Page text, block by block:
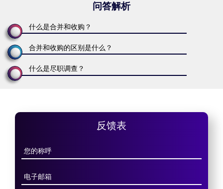
问答解析
什么是合并和收购？
合并和收购的区别是什么？
什么是尽职调查？
反馈表